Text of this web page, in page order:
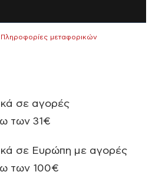
Πληροφορίες μεταφορικών
σε αγορές
των 31€
σε Ευρώπη με αγορές
των 100€